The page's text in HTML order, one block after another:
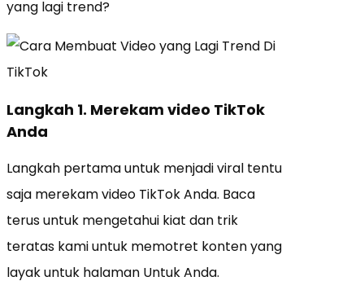
yang lagi trend?
Langkah 1. Merekam video TikTok
Anda
Langkah pertama untuk menjadi viral tentu
saja merekam video TikTok Anda. Baca
terus untuk mengetahui kiat dan trik
teratas kami untuk memotret konten yang
layak untuk halaman Untuk Anda.